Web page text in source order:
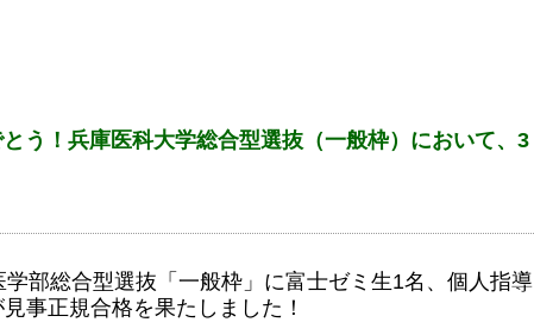
とう！兵庫医科大学総合型選抜（一般枠）において、3
部総合型選抜「一般枠」に富士ゼミ生1名、個人指導
事正規合格を果たしました！